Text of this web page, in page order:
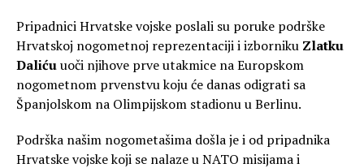
Pripadnici Hrvatske vojske poslali su poruke podrške
Hrvatskoj nogometnoj reprezentaciji i izborniku Zlatku
Dalićuuoči njihove prve utakmice na Europskom
nogometnom prvenstvu koju će danas odigrati sa
Španjolskom na Olimpijskom stadionu u Berlinu.
Podrška našim nogometašima došla je i od pripadnika
Hrvatske vojske koji se nalaze u NATO misijama i